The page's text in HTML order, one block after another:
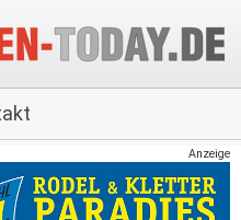
Anzeige